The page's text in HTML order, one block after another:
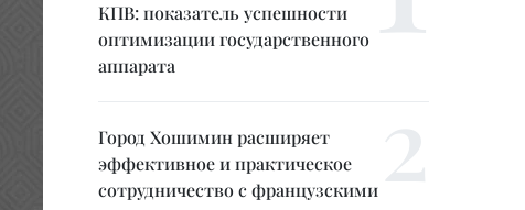
КПВ: показатель успешности
оптимизации государственного
аппарата
Город Хошимин расширяет
эффективное и практическое
сотрудничество с французскими